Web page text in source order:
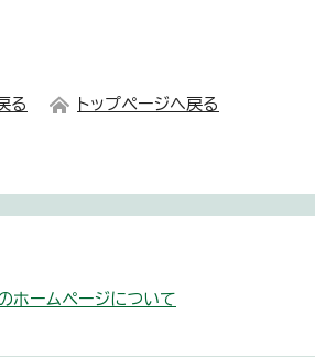
る トップページへ戻る
ホームページについて